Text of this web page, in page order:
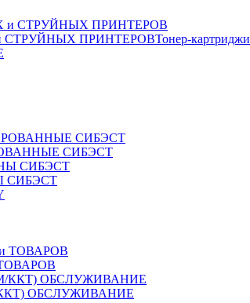
СТРУЙНЫХ ПРИНТЕРОВТонер-картриджи
СИБЭСТ
СИБЭСТ
ОБСЛУЖИВАНИЕ